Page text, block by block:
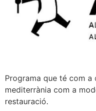
Programa que té com a
mediterrània com a
restauració.